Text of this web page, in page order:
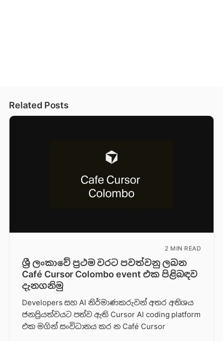
Related Posts
2 MIN READ
ශ්‍රී ලංකාවේ ප්‍රථම වරට පවත්වනු ලබන
Café Cursor Colombo event එක පිළිබඳව
දැනගනිමු
Developers සහ AI නිර්මාණකරුවන් අතර අතිශය
ජනප්‍රියත්වයට පත්ව ඇති Cursor AI coding platform
එක මගින් සංවිධානය කර න Café Cursor